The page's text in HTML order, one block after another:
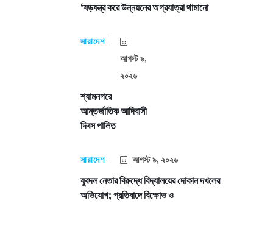
‘ষড়যন্ত্র করে উন্নয়নের অগ্রযাত্রা থামানো
সারাদেশ
আগস্ট ৯,
২০২৬
শ্যামনগরে
আন্তর্জাতিক আদিবাসী
দিবস পালিত
সারাদেশ আগস্ট ৯, ২০২৬
যুবদল নেতার বিরুদ্ধে বিদ্যালয়ের দোকান দখলের
অভিযোগ; প্রতিবাদে বিক্ষোভ ও